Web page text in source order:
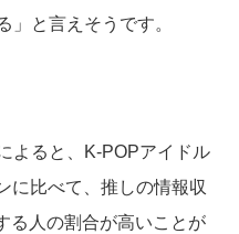
」と言えそうです。
よると、K-POPアイドル
に比べて、推しの情報収
る人の割合が高いことが